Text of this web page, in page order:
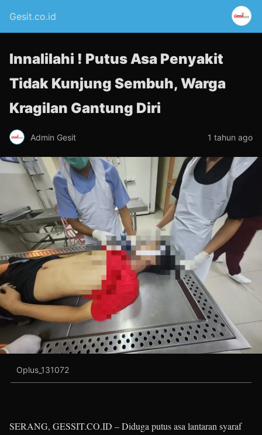
Gesit.co.id
Innalilahi ! Putus Asa Penyakit
Tidak Kunjung Sembuh, Warga
Kragilan Gantung Diri
Admin Gesit 1 tahun ago
Oplus_131072
SERANG, GESSIT.CO.ID – Diduga putus asa lantaran syaraf